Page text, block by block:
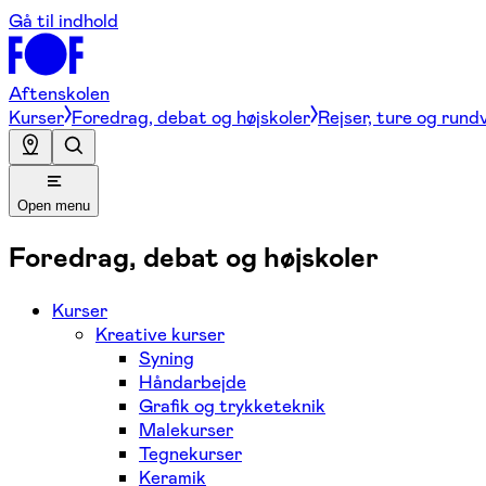
Gå til indhold
Aftenskolen
Kurser Foredrag, debat og højskoler Rejser, ture og
Open menu
Foredrag, debat og højskoler
Kurser
Kreative kurser
Syning
Håndarbejde
Grafik og trykketeknik
Malekurser
Tegnekurser
Keramik